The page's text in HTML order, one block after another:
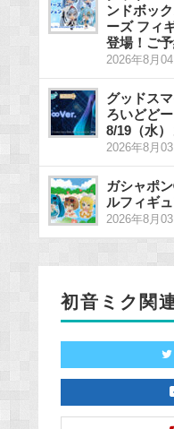
ンドボッ
ーズ フィ
登場！ご
2026年8月
グッドス
ろいどど
8/19（水
2026年8月
ガシャポ
ルフィギ
2026年8月
初音ミク関